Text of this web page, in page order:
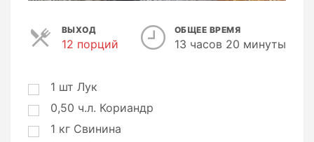
ВЫХОД
12 порций
и
ОБЩЕЕ ВРЕМЯ
13 часов 20 минуты
1 шт Лук
0,50 ч.л. Кориандр
1 кг Свинина